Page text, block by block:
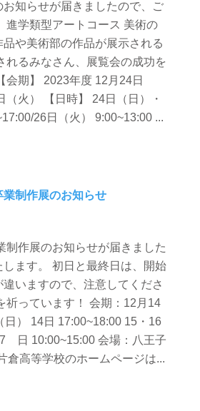
知らせが届きましたので、ご
進学類型アートコース 美術の
や美術部の作品が展示される
れるみなさん、展覧会の成功を
会期】 2023年度 12月24日
（火） 【日時】 24日（日）・
26日（火） 9:00~13:00 ...
制作展のお知らせ
制作展のお知らせが届きました
ます。 初日と最終日は、開始
いますので、注意してくださ
祈っています！ 会期：12月14
日） 14日 17:00~18:00 15・16
日 10:00~15:00 会場：八王子
倉高等学校のホームページは...